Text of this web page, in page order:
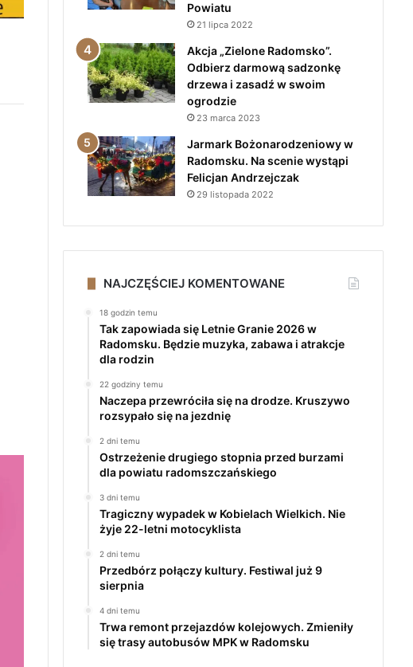
Powiatu
21 lipca 2022
Akcja „Zielone Radomsko”.
Odbierz darmową sadzonkę
drzewa i zasadź w swoim
ogrodzie
23 marca 2023
Jarmark Bożonarodzeniowy w
Radomsku. Na scenie wystąpi
Felicjan Andrzejczak
29 listopada 2022
NAJCZĘŚCIEJ KOMENTOWANE
18 godzin temu
Tak zapowiada się Letnie Granie 2026 w
Radomsku. Będzie muzyka, zabawa i atrakcje
dla rodzin
22 godziny temu
Naczepa przewróciła się na drodze. Kruszywo
rozsypało się na jezdnię
2 dni temu
Ostrzeżenie drugiego stopnia przed burzami
dla powiatu radomszczańskiego
3 dni temu
Tragiczny wypadek w Kobielach Wielkich. Nie
żyje 22-letni motocyklista
2 dni temu
Przedbórz połączy kultury. Festiwal już 9
sierpnia
4 dni temu
Trwa remont przejazdów kolejowych. Zmieniły
się trasy autobusów MPK w Radomsku